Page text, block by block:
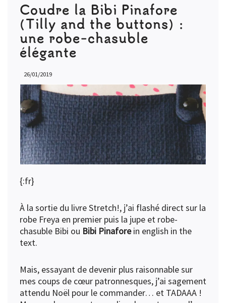
Coudre la Bibi Pinafore
(Tilly and the buttons) :
une robe-chasuble
élégante
26/01/2019
{:fr}
À la sortie du livre Stretch!, j’ai flashé direct sur la
robe Freya en premier puis la jupe et robe-
chasuble Bibi ou Bibi Pinaforein english in the
text.
Mais, essayant de devenir plus raisonnable sur
mes coups de cœur patronnesques, j’ai sagement
attendu Noël pour le commander… et TADAAA !